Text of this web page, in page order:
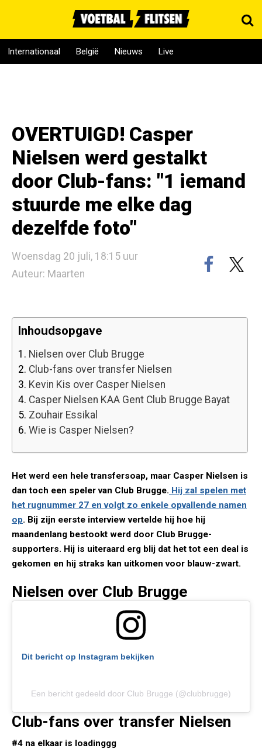
Internationaal België Nieuws Live
OVERTUIGD! Casper
Nielsen werd gestalkt
door Club-fans: "1 iemand
stuurde me elke dag
dezelfde foto"
Woensdag 20 juli, 18:15 uur
Auteur: Maarten
Inhoudsopgave
1. Nielsen over Club Brugge
2. Club-fans over transfer Nielsen
3. Kevin Kis over Casper Nielsen
4. Casper Nielsen KAA Gent Club Brugge Bayat
5. Zouhair Essikal
6. Wie is Casper Nielsen?
Het werd een hele transfersoap, maar Casper Nielsen is
dan toch een speler van Club Brugge. Hij zal spelen met
het rugnummer 27 en volgt zo enkele opvallende namen
op. Bij zijn eerste interview vertelde hij hoe hij
maandenlang bestookt werd door Club Brugge-
supporters. Hij is uiteraard erg blij dat het tot een deal is
gekomen en hij straks kan uitkomen voor blauw-zwart.
Nielsen over Club Brugge
Dit bericht op Instagram bekijken
Een bericht gedeeld door Club Brugge (@clubbrugge)
Club-fans over transfer Nielsen
#4 na elkaar is loadinggg